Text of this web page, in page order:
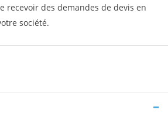
recevoir des demandes de devis en
société.